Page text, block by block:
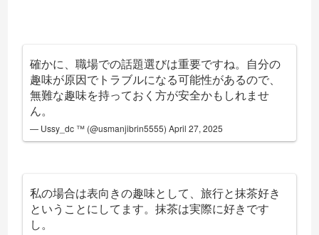
確かに、職場での話題選びは重要ですね。自分の
趣味が原因でトラブルになる可能性があるので、
無難な趣味を持っておく方が安全かもしれませ
ん。
— Ussy_dc ™ (@usmanjibrin5555)April 27, 2025
私の場合は表向きの趣味として、旅行と抹茶好き
ということにしてます。抹茶は実際に好きです
し。